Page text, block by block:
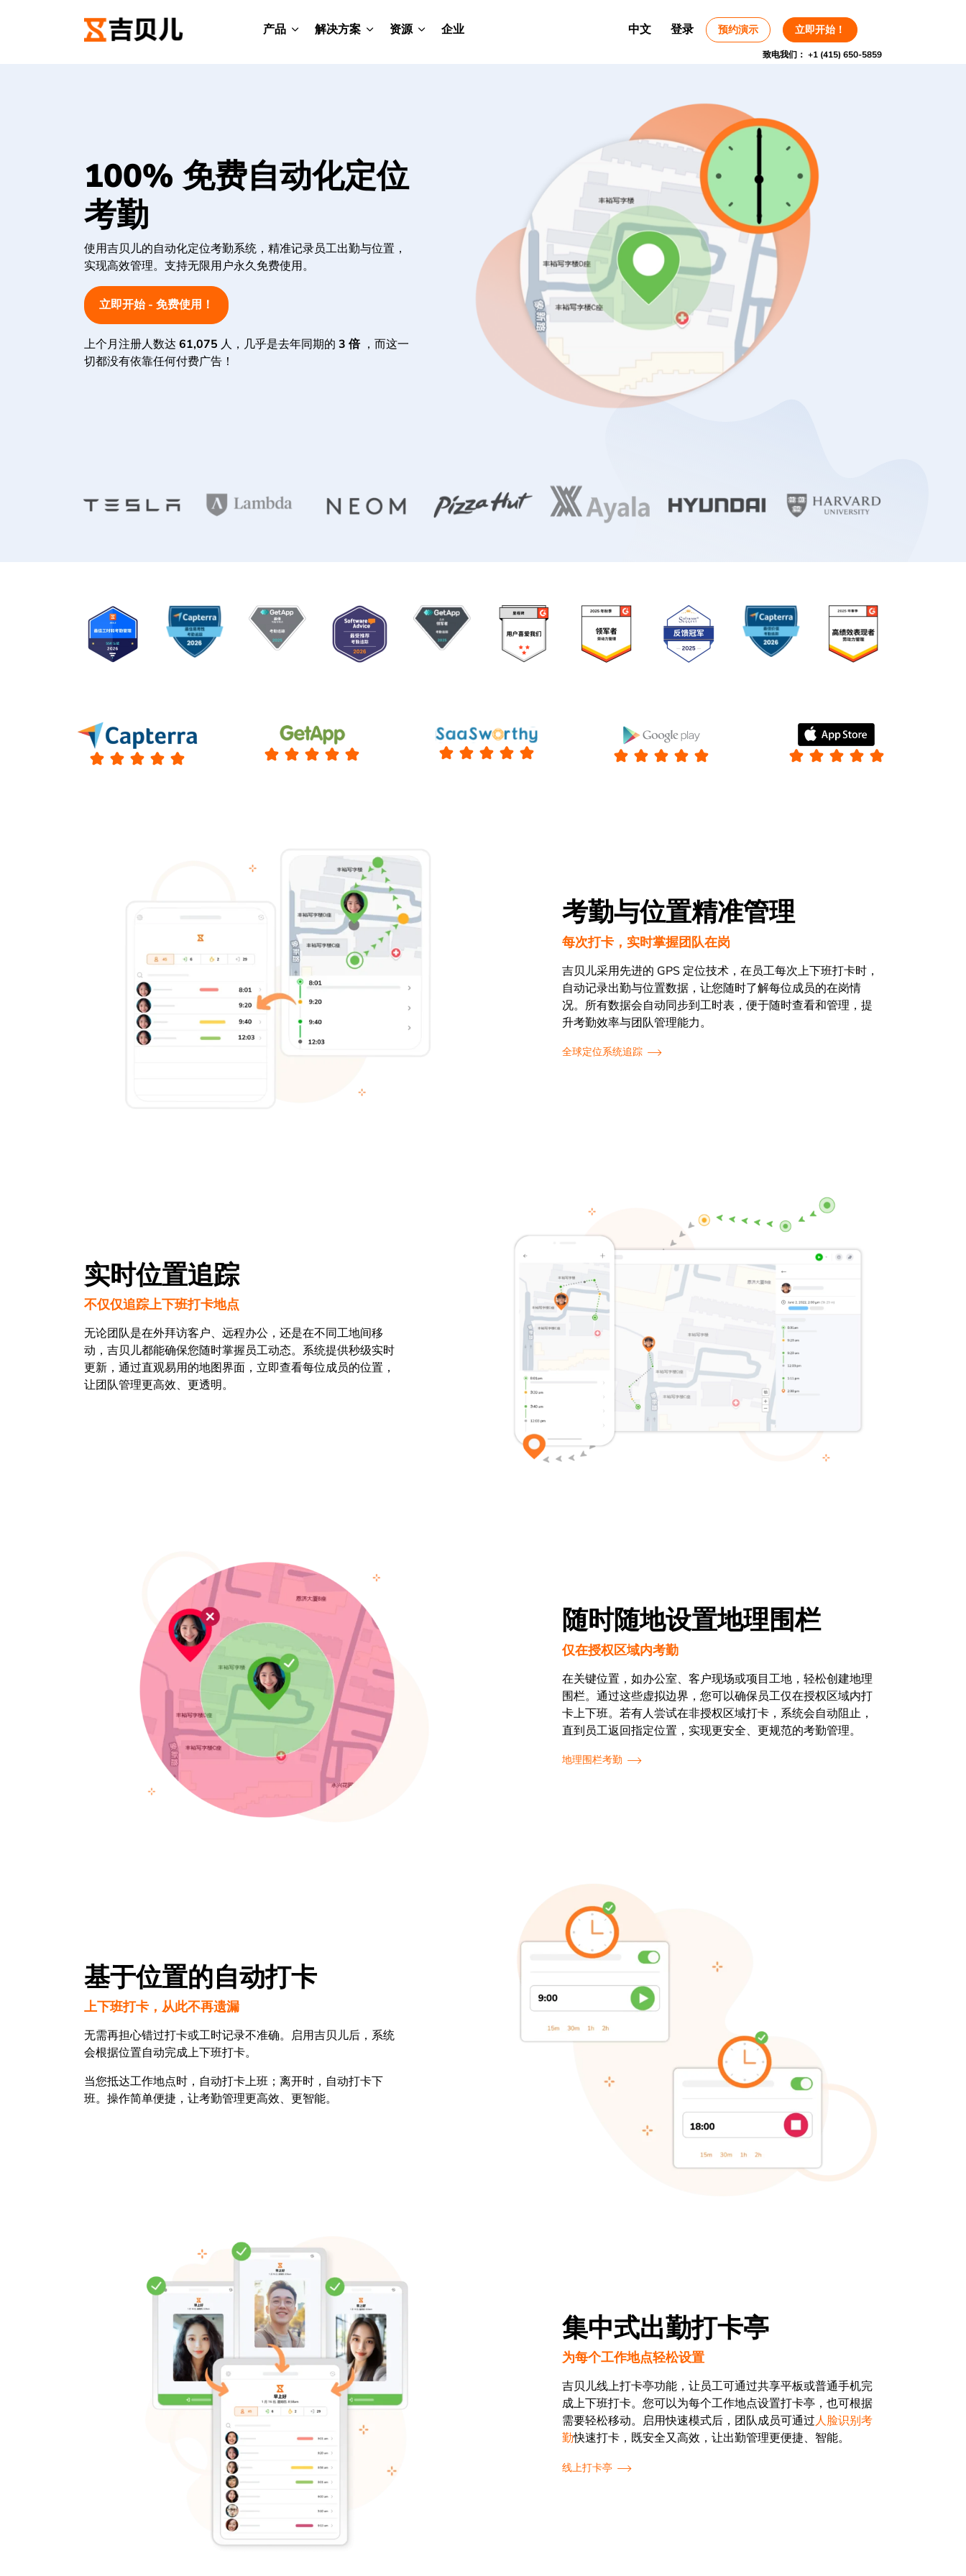
产品 解决方案 资源 企业 中文 登录 预约演示 立即开始！
致电我们： +1 (415) 650-5859
100% 免费自动化定位
考勤
使用吉贝儿的自动化定位考勤系统，精准记录员工出勤与位置，
实现高效管理。支持无限用户永久免费使用。
立即开始 - 免费使用！
上个月注册人数达 61,075 人，几乎是去年同期的 3 倍 ，而这一
切都没有依靠任何付费广告！
考勤与位置精准管理
每次打卡，实时掌握团队在岗
吉贝儿采用先进的 GPS 定位技术，在员工每次上下班打卡时，
自动记录出勤与位置数据，让您随时了解每位成员的在岗情
况。所有数据会自动同步到工时表，便于随时查看和管理，提
升考勤效率与团队管理能力。
全球定位系统追踪
实时位置追踪
不仅仅追踪上下班打卡地点
无论团队是在外拜访客户、远程办公，还是在不同工地间移
动，吉贝儿都能确保您随时掌握员工动态。系统提供秒级实时
更新，通过直观易用的地图界面，立即查看每位成员的位置，
让团队管理更高效、更透明。
随时随地设置地理围栏
仅在授权区域内考勤
在关键位置，如办公室、客户现场或项目工地，轻松创建地理
围栏。通过这些虚拟边界，您可以确保员工仅在授权区域内打
卡上下班。若有人尝试在非授权区域打卡，系统会自动阻止，
直到员工返回指定位置，实现更安全、更规范的考勤管理。
地理围栏考勤
基于位置的自动打卡
上下班打卡，从此不再遗漏
无需再担心错过打卡或工时记录不准确。启用吉贝儿后，系统
会根据位置自动完成上下班打卡。
当您抵达工作地点时，自动打卡上班；离开时，自动打卡下
班。操作简单便捷，让考勤管理更高效、更智能。
集中式出勤打卡亭
为每个工作地点轻松设置
吉贝儿线上打卡亭功能，让员工可通过共享平板或普通手机完
成上下班打卡。您可以为每个工作地点设置打卡亭，也可根据
需要轻松移动。启用快速模式后，团队成员可通过人脸识别考
勤快速打卡，既安全又高效，让出勤管理更便捷、智能。
线上打卡亭